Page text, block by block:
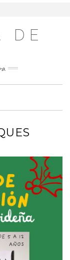
DE
navegación